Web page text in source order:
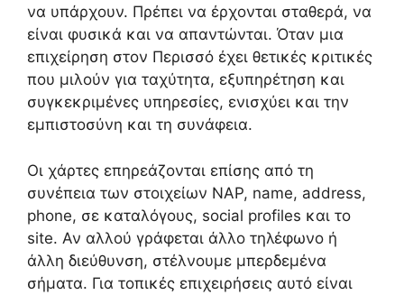
να υπάρχουν. Πρέπει να έρχονται σταθερά, να
είναι φυσικά και να απαντώνται. Όταν μια
επιχείρηση στον Περισσό έχει θετικές κριτικές
που μιλούν για ταχύτητα, εξυπηρέτηση και
συγκεκριμένες υπηρεσίες, ενισχύει και την
εμπιστοσύνη και τη συνάφεια.
Οι χάρτες επηρεάζονται επίσης από τη
συνέπεια των στοιχείων NAP, name, address,
phone, σε καταλόγους, social profiles και το
site. Αν αλλού γράφεται άλλο τηλέφωνο ή
άλλη διεύθυνση, στέλνουμε μπερδεμένα
σήματα. Για τοπικές επιχειρήσεις αυτό είναι